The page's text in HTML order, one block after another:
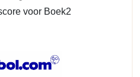
voor Boek2